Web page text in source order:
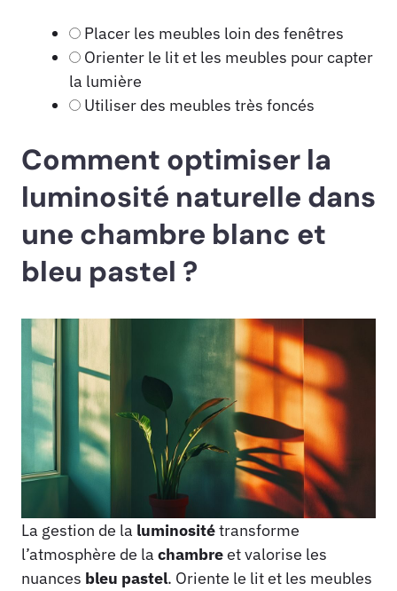
Placer les meubles loin des fenêtres
Orienter le lit et les meubles pour capter
la lumière
Utiliser des meubles très foncés
Comment optimiser la
luminosité naturelle dans
une chambre blanc et
bleu pastel ?
La gestion de la luminositétransforme
l’atmosphère de la chambreet valorise les
nuances bleu pastel. Oriente le lit et les meubles